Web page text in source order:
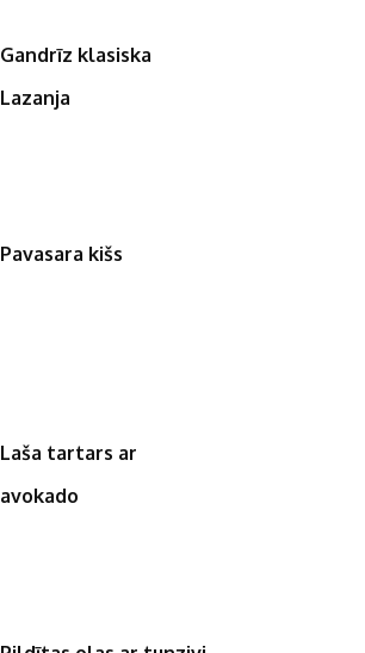
Gandrīz klasiska
Lazanja
Pavasara kišs
Laša tartars ar
avokado